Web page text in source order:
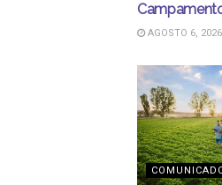
AGOSTO 6, 2026